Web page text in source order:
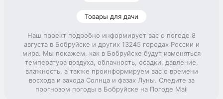
Товары для дачи
Наш проект подробно информирует вас о погоде 8
августа в Бобруйске и других 13245 городах России и
мира. Мы покажем, как в Бобруйске будут изменяться
температура воздуха, облачность, осадки, давление,
влажность, а также проинформируем вас о времени
восхода и захода Солнца и фазах Луны. Следите за
прогнозом погоды в Бобруйске на Погоде Mail